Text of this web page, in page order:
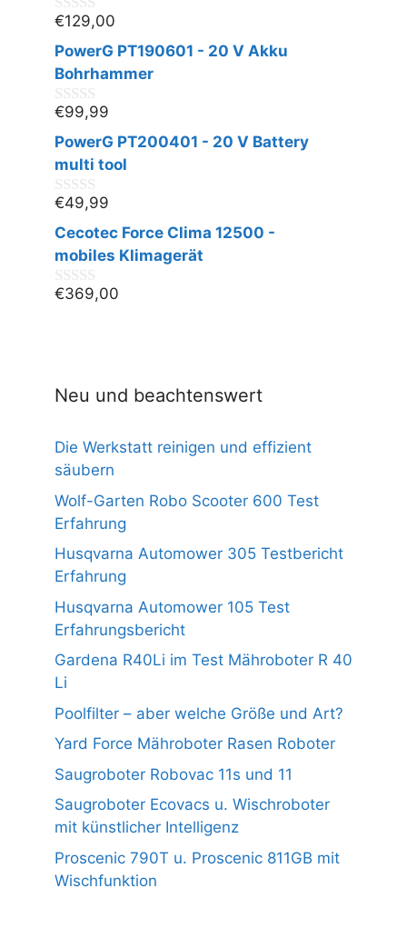
0
v
o
n
€129,00
PowerG PT190601 - 20 V Akku
Bohrhammer
0
v
o
n
€99,99
PowerG PT200401 - 20 V Battery
multi tool
0
v
o
n
€49,99
Cecotec Force Clima 12500 -
mobiles Klimagerät
0
€369,00
Neu und beachtenswert
Die Werkstatt reinigen und effizient
säubern
Wolf-Garten Robo Scooter 600 Test
Erfahrung
Husqvarna Automower 305 Testbericht
Erfahrung
Husqvarna Automower 105 Test
Erfahrungsbericht
Gardena R40Li im Test Mähroboter R 40
Li
Poolfilter – aber welche Größe und Art?
Yard Force Mähroboter Rasen Roboter
Saugroboter Robovac 11s und 11
Saugroboter Ecovacs u. Wischroboter
mit künstlicher Intelligenz
Proscenic 790T u. Proscenic 811GB mit
Wischfunktion